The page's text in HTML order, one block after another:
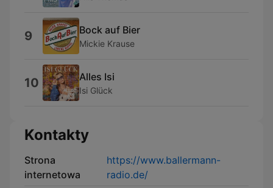
9 Bock auf Bier
Mickie Krause
10 Alles Isi
Isi Glück
Kontakty
Strona
internetowa
https://www.ballermann-
radio.de/